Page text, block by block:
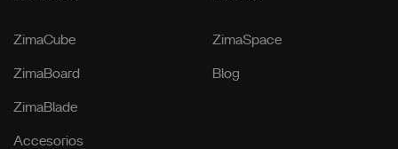
ZimaCube
ZimaBoard
ZimaBlade
Accesorios
ZimaSpace
Blog